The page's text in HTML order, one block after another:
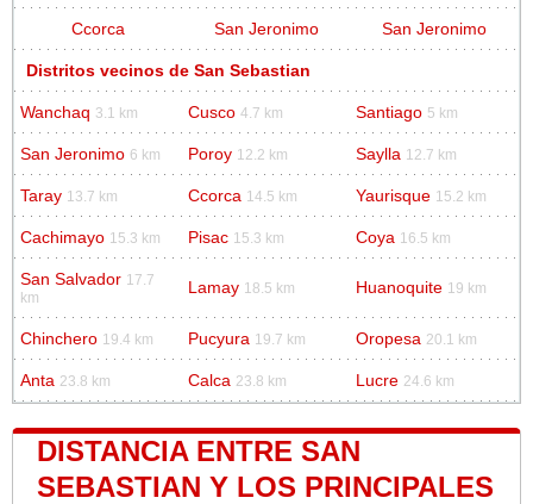
Ccorca San Jeronimo San Jeronimo
Distritos vecinos de San Sebastian
Wanchaq 3.1 km Cusco 4.7 km Santiago 5 km
San Jeronimo 6 km Poroy 12.2 km Saylla 12.7 km
Taray 13.7 km Ccorca 14.5 km Yaurisque 15.2 km
Cachimayo 15.3 km Pisac 15.3 km Coya 16.5 km
San Salvador 17.7
km
Lamay 18.5 km Huanoquite 19 km
Chinchero 19.4 km Pucyura 19.7 km Oropesa 20.1 km
Anta 23.8 km Calca 23.8 km Lucre 24.6 km
DISTANCIA ENTRE SAN
SEBASTIAN Y LOS PRINCIPALES